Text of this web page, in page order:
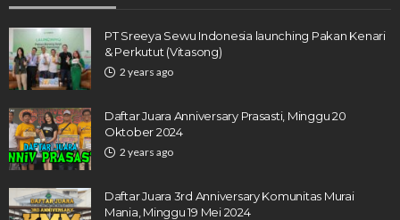
PT Sreeya Sewu Indonesia launching Pakan Kenari
& Perkutut (Vitasong)
2 years ago
Daftar Juara Anniversary Prasasti, Minggu 20
Oktober 2024
2 years ago
Daftar Juara 3rd Anniversary Komunitas Murai
Mania, Minggu 19 Mei 2024